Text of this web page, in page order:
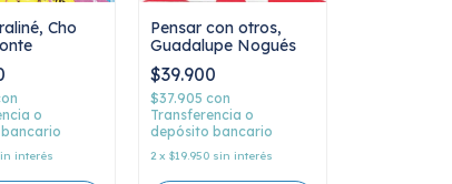
Cho
o
interés
Pensar con otros,
Guadalupe Nogués
$39.900
$37.905 con
Transferencia o
depósito bancario
2 x $19.950 sin interés